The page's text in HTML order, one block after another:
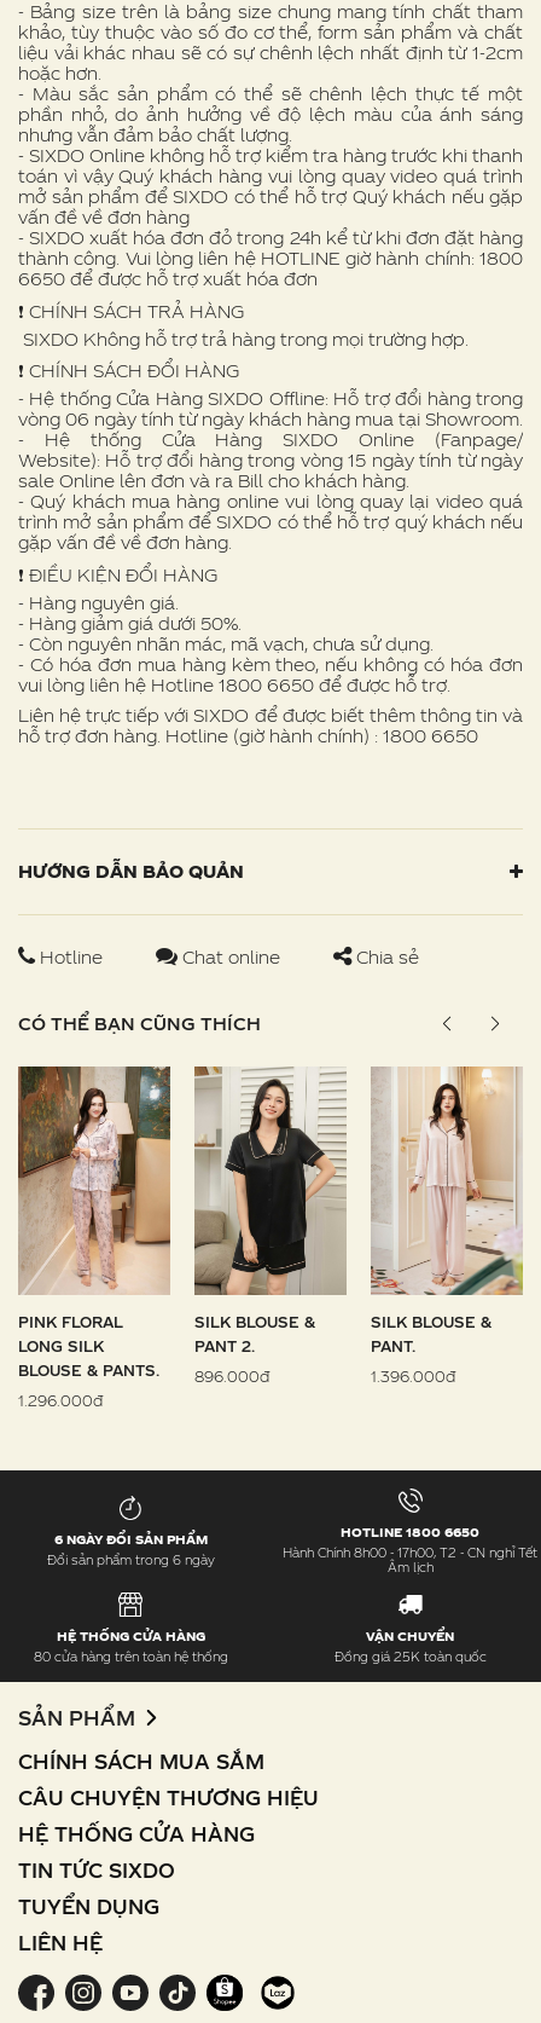
- Bảng size trên là bảng size chung mang tính chất tham
khảo, tùy thuộc vào số đo cơ thể, form sản phẩm và chất
liệu vải khác nhau sẽ có sự chênh lệch nhất định từ 1-2cm
hoặc hơn.
- Màu sắc sản phẩm có thể sẽ chênh lệch thực tế một
phần nhỏ, do ảnh hưởng về độ lệch màu của ánh sáng
nhưng vẫn đảm bảo chất lượng.
- SIXDO Online không hỗ trợ kiểm tra hàng trước khi thanh
toán vì vậy Quý khách hàng vui lòng quay video quá trình
mở sản phẩm để SIXDO có thể hỗ trợ Quý khách nếu gặp
vấn đề về đơn hàng
- SIXDO xuất hóa đơn đỏ trong 24h kể từ khi đơn đặt hàng
thành công. Vui lòng liên hệ HOTLINE giờ hành chính: 1800
6650 để được hỗ trợ xuất hóa đơn
❗️ CHÍNH SÁCH TRẢ HÀNG
SIXDO Không hỗ trợ trả hàng trong mọi trường hợp.
❗️ CHÍNH SÁCH ĐỔI HÀNG
- Hệ thống Cửa Hàng SIXDO Offline: Hỗ trợ đổi hàng trong
vòng 06 ngày tính từ ngày khách hàng mua tại Showroom.
- Hệ thống Cửa Hàng SIXDO Online (Fanpage/
Website): Hỗ trợ đổi hàng trong vòng 15 ngày tính từ ngày
sale Online lên đơn và ra Bill cho khách hàng.
- Quý khách mua hàng online vui lòng quay lại video quá
trình mở sản phẩm để SIXDO có thể hỗ trợ quý khách nếu
gặp vấn đề về đơn hàng.
❗ ️ĐIỀU KIỆN ĐỔI HÀNG
- Hàng nguyên giá.
- Hàng giảm giá dưới 50%.
- Còn nguyên nhãn mác, mã vạch, chưa sử dụng.
- Có hóa đơn mua hàng kèm theo, nếu không có hóa đơn
vui lòng liên hệ Hotline 1800 6650 để được hỗ trợ.
Liên hệ trực tiếp với SIXDO để được biết thêm thông tin và
hỗ trợ đơn hàng. Hotline (giờ hành chính) : 1800 6650
HƯỚNG DẪN BẢO QUẢN
Hotline Chat online Chia sẻ
CÓ THỂ BẠN CŨNG THÍCH
PINK FLORAL
LONG SILK
BLOUSE & PANTS.
1.296.000đ
SILK BLOUSE &
PANT 2.
896.000đ
SILK BLOUSE &
PANT.
1.396.000đ
6 NGÀY ĐỔI SẢN PHẨM
Đổi sản phẩm trong 6 ngày
HOTLINE 1800 6650
Hành Chính 8h00 - 17h00, T2 - CN nghỉ Tết
Âm lịch
HỆ THỐNG CỬA HÀNG
80 cửa hàng trên toàn hệ thống
VẬN CHUYỂN
Đồng giá 25K toàn quốc
SẢN PHẨM
CHÍNH SÁCH MUA SẮM
CÂU CHUYỆN THƯƠNG HIỆU
HỆ THỐNG CỬA HÀNG
TIN TỨC SIXDO
TUYỂN DỤNG
LIÊN HỆ